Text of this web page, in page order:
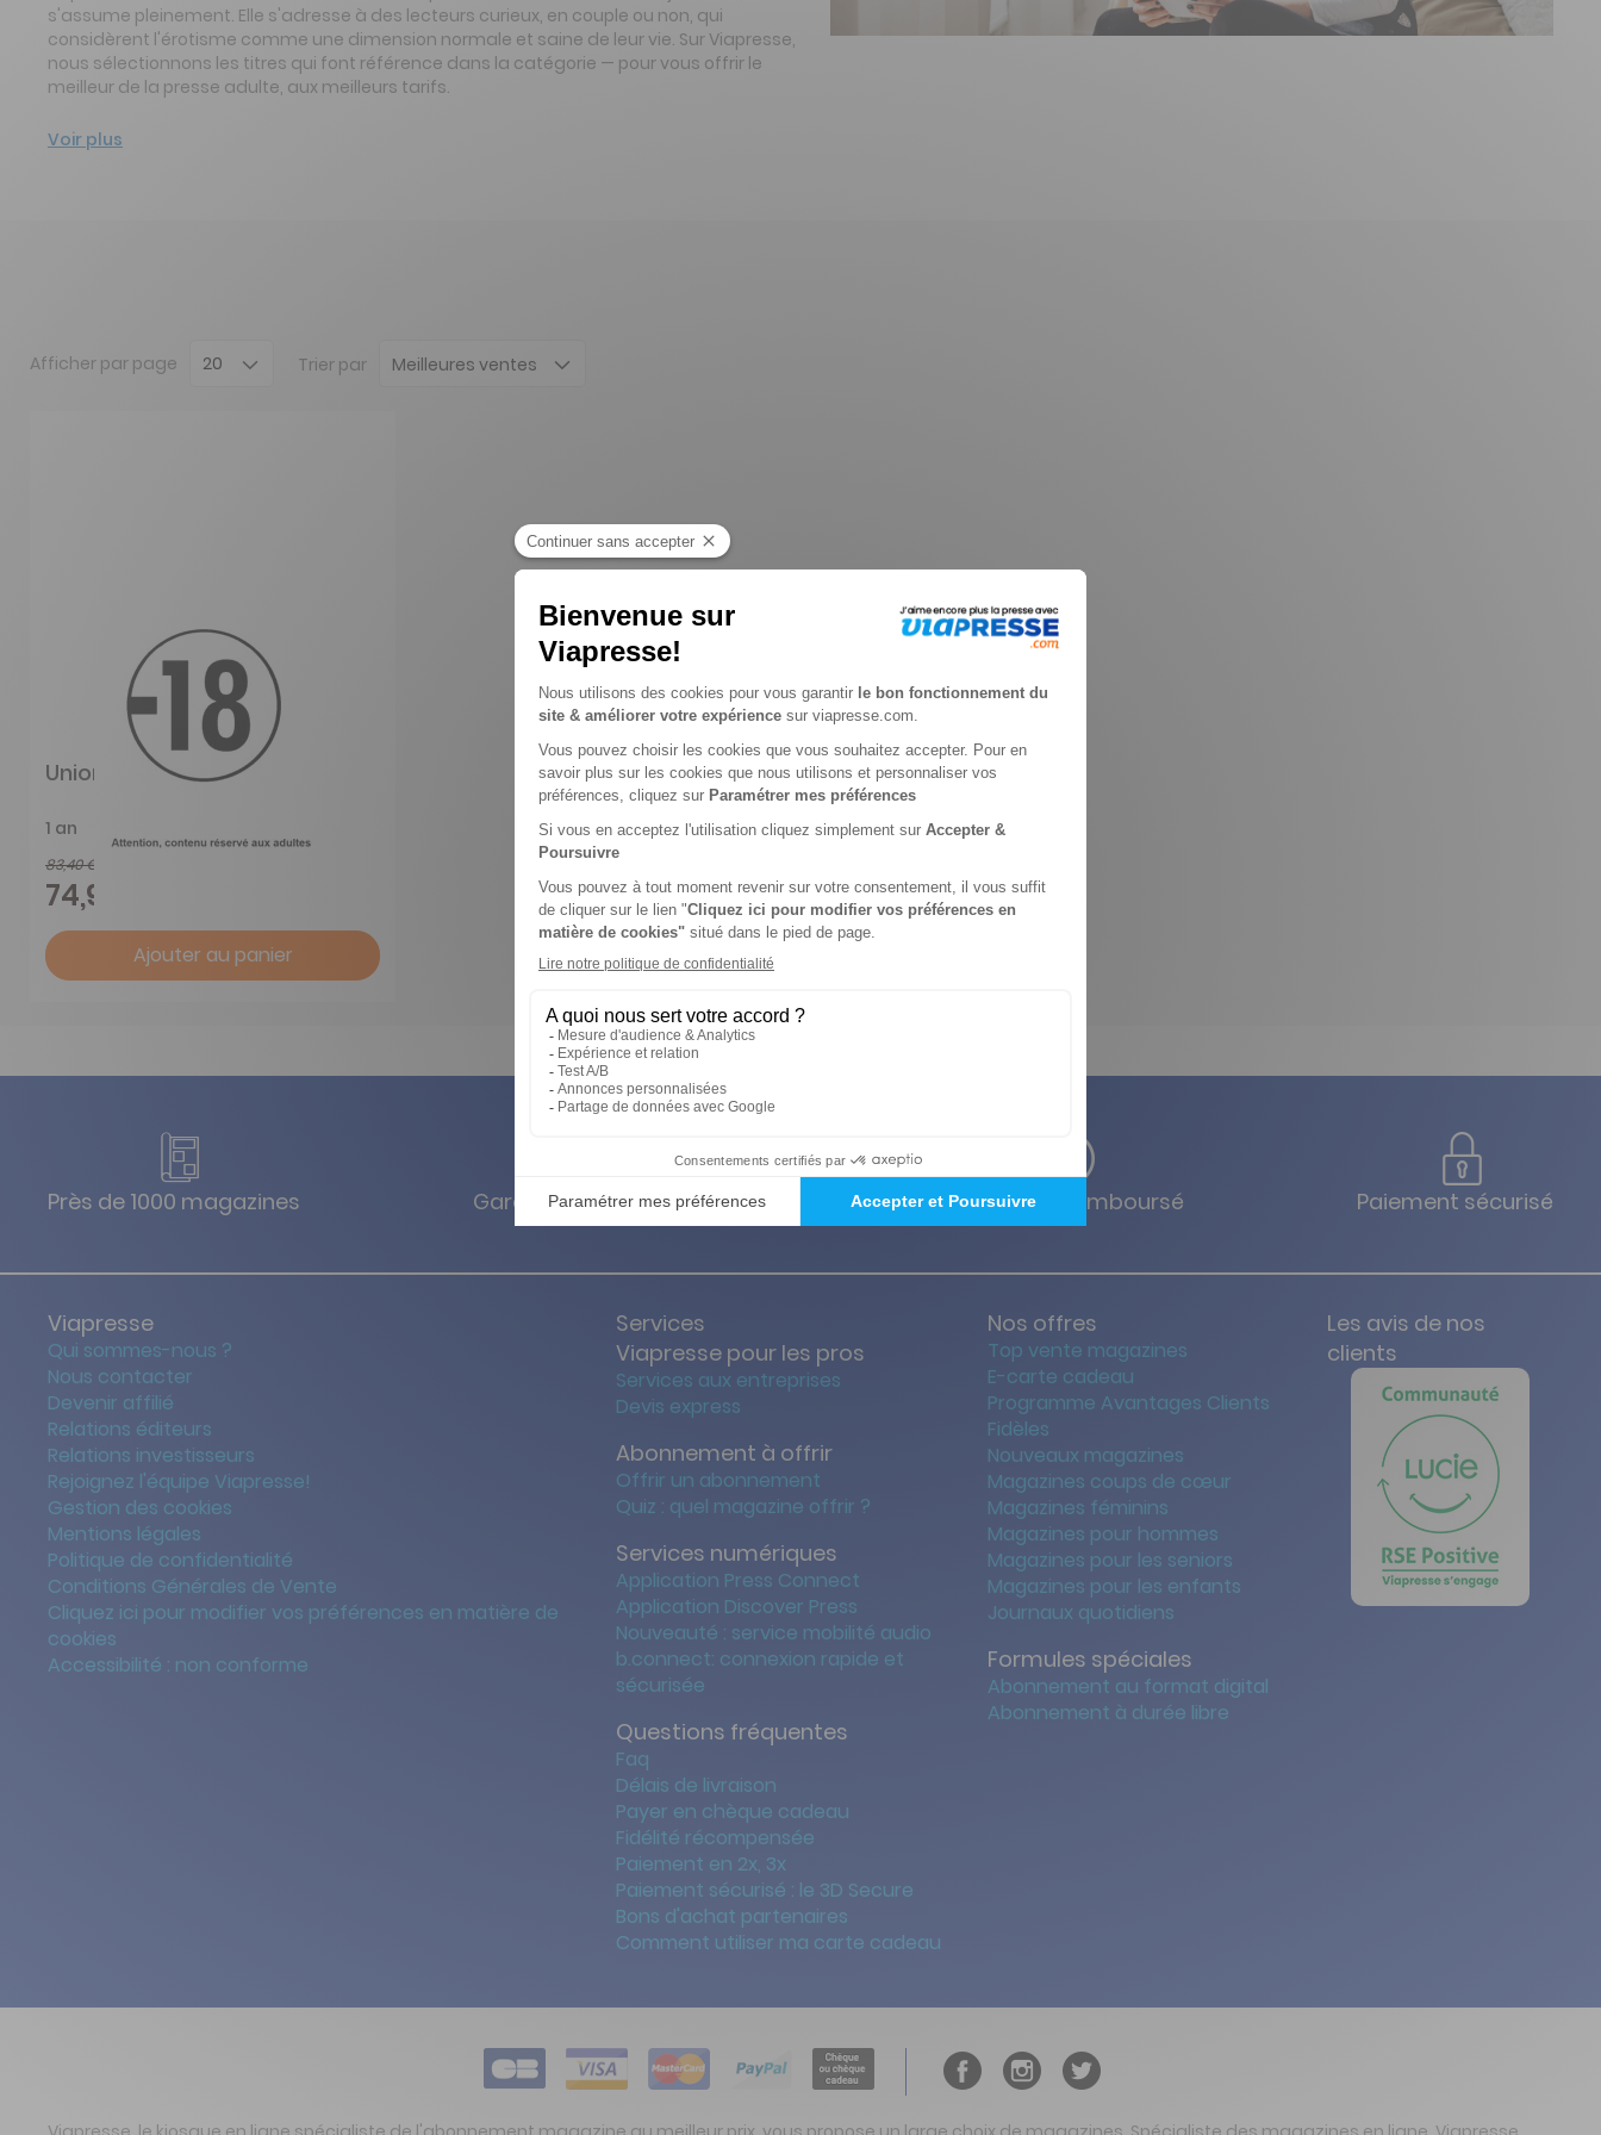
s'assume pleinement. Elle s'adresse à des lecteurs curieux, en couple ou non, qui
considèrent l'érotisme comme une dimension normale et saine de leur vie. Sur Viapresse,
nous sélectionnons les titres qui font référence dans la catégorie — pour vous offrir le
meilleur de la presse adulte, aux meilleurs tarifs.
Voir plus
Afficher par page Trier par
Union
1 an
83,40 €
74,90 €
Ajouter au panier
Près de 1000 magazines Garanties des prix les + bas Satisfait ou remboursé Paiement sécurisé
Viapresse
Qui sommes-nous ?
Nous contacter
Devenir affilié
Relations éditeurs
Relations investisseurs
Rejoignez l'équipe Viapresse!
Gestion des cookies
Mentions légales
Politique de confidentialité
Conditions Générales de Vente
Cliquez ici pour modifier vos préférences en matière de
cookies
Accessibilité : non conforme
Services
Viapresse pour les pros
Services aux entreprises
Devis express
Abonnement à offrir
Offrir un abonnement
Quiz : quel magazine offrir ?
Services numériques
Application Press Connect
Application Discover Press
Nouveauté : service mobilité audio
b.connect: connexion rapide et
sécurisée
Questions fréquentes
Faq
Délais de livraison
Payer en chèque cadeau
Fidélité récompensée
Paiement en 2x, 3x
Paiement sécurisé : le 3D Secure
Bons d'achat partenaires
Comment utiliser ma carte cadeau
Nos offres
Top vente magazines
E-carte cadeau
Programme Avantages Clients
Fidèles
Nouveaux magazines
Magazines coups de cœur
Magazines féminins
Magazines pour hommes
Magazines pour les seniors
Magazines pour les enfants
Journaux quotidiens
Formules spéciales
Abonnement au format digital
Abonnement à durée libre
Les avis de nos
clients